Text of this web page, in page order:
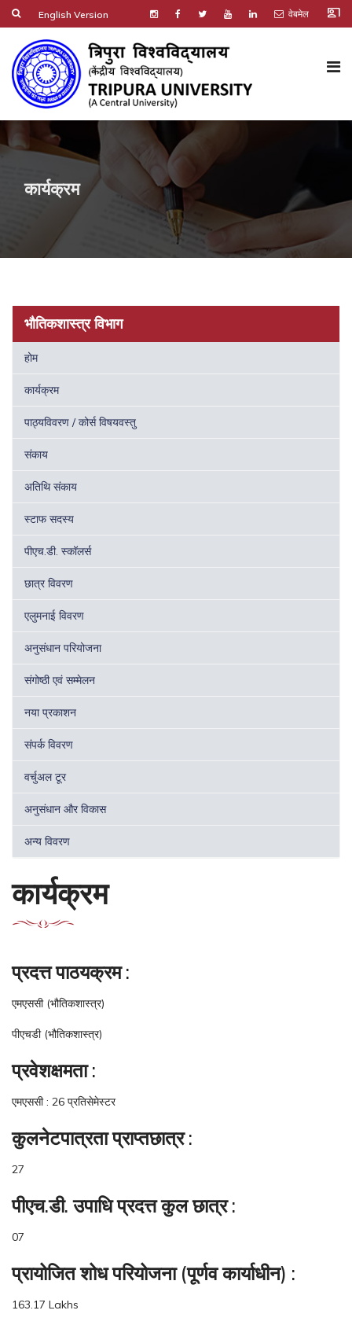
English Version वेबमेल co_present
कार्यक्रम
भौतिकशास्त्र विभाग
होम
कार्यक्रम
पाठ्यविवरण / कोर्स विषयवस्तु
संकाय
अतिथि संकाय
स्टाफ सदस्य
पीएच.डी. स्कॉलर्स
छात्र विवरण
एलुमनाई विवरण
अनुसंधान परियोजना
संगोष्ठी एवं सम्मेलन
नया प्रकाशन
संपर्क विवरण
वर्चुअल टूर
अनुसंधान और विकास
अन्य विवरण
कार्यक्रम
प्रदत्त पाठयक्रम :
एमएससी (भौतिकशास्त्र)
पीएचडी (भौतिकशास्त्र)
प्रवेशक्षमता :
एमएससी : 26 प्रतिसेमेस्टर
कुलनेटपात्रता प्राप्तछात्र :
27
पीएच.डी. उपाधि प्रदत्त कुल छात्र :
07
प्रायोजित शोध परियोजना (पूर्णव कार्याधीन) :
163.17 Lakhs